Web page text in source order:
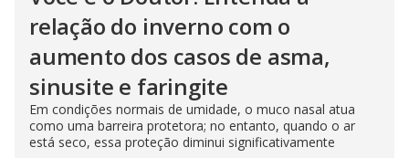
relação do inverno com o
aumento dos casos de asma,
sinusite e faringite
Em condições normais de umidade, o muco nasal atua
como uma barreira protetora; no entanto, quando o ar
está seco, essa proteção diminui significativamente